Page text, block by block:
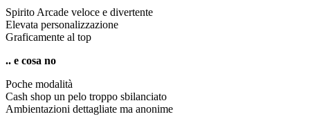
Spirito Arcade veloce e divertente
Elevata personalizzazione
Graficamente al top
.. e cosa no
Poche modalità
Cash shop un pelo troppo sbilanciato
Ambientazioni dettagliate ma anonime